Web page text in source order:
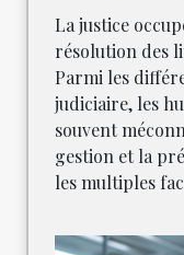
La justice
résolution des
Parmi les
judiciaire, les
souvent
gestion et la
les multiples